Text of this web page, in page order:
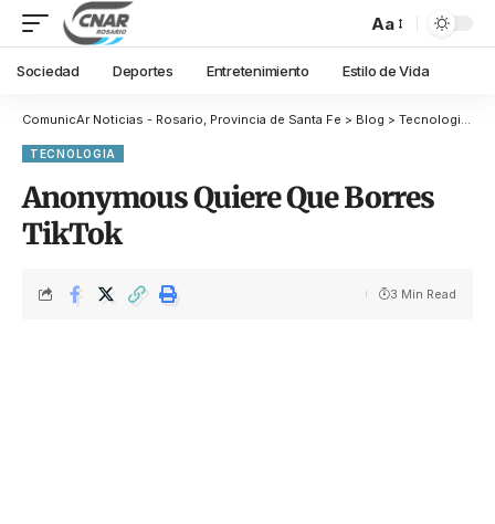
Aa
Sociedad Deportes Entretenimiento Estilo de Vida
ComunicAr Noticias - Rosario, Provincia de Santa Fe > Blog > Tecnologia >
TECNOLOGIA
Anonymous Quiere Que Borres
TikTok
3 Min Read